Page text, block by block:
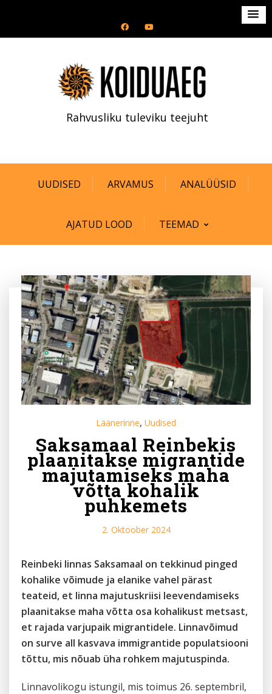
i
e
Rahvusliku tuleviku teejuht
UUDISED ARVAMUS ANALÜÜSID
AJATUD LOOD TEEMAD
Läänerinne, Uudised
Saksamaal Reinbekis
plaanitakse migrantide
majutamiseks maha
võtta kohalik
puhkemets
2. Oktoober 2024
Reinbeki linnas Saksamaal on tekkinud pinged
kohalike võimude ja elanike vahel pärast
teateid, et linna majutuskriisi leevendamiseks
plaanitakse maha võtta osa kohalikust metsast,
et rajada varjupaik migrantidele. Linnavõimud
on surve all kasvava immigrantide populatsiooni
tõttu, mis nõuab üha rohkem majutuspinda.
Linnavolikogu istungil, mis toimus 26. septembril,